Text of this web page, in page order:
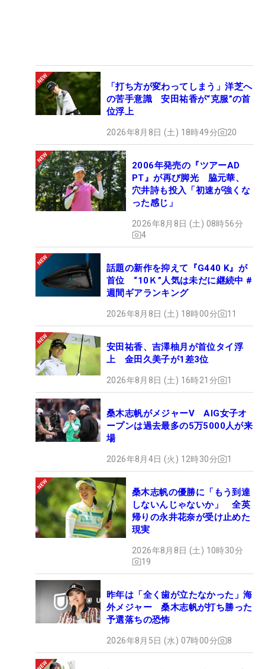
「打ち方が変わってしまう」洋芝へ
の苦手意識 安田祐香が“克服”の首
位浮上
2026年8月8日 (土) 18時49分 20
2006年発売の『ツアーAD
PT』が再び脚光 脇元華、
穴井詩も投入「初速が強くな
った感じ」
2026年8月8日 (土) 08時56分
4
話題の新作を抑えて『G440 K』が
首位 “10Ｋ”人気は未だに継続中 #
週間ギアランキング
2026年8月8日 (土) 18時00分 11
安田祐香、吉澤柚月が首位タイ浮
上 金田久美子が1差3位
2026年8月8日 (土) 16時21分 1
桑木志帆がメジャーV AIG女子オ
ープンは過去最多の5万5000人が来
場
2026年8月4日 (火) 12時30分 1
桑木志帆の優勝に「もう到達
しないんじゃないか」 全英
帰りの永井花奈が受け止めた
現実
2026年8月8日 (土) 10時30分
19
昨年は「全く歯が立たなかった」海
外メジャー 桑木志帆が打ち勝った
予選落ちの恐怖
2026年8月5日 (水) 07時00分 8